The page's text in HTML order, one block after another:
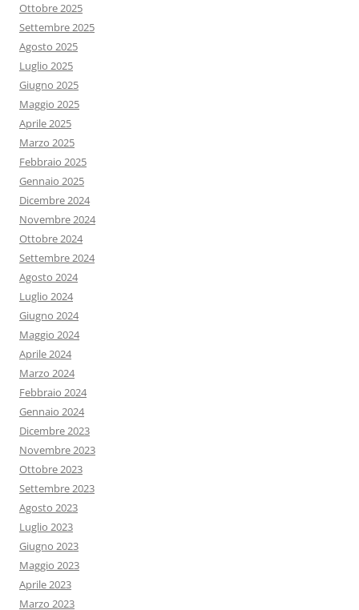
Ottobre 2025
Settembre 2025
Agosto 2025
Luglio 2025
Giugno 2025
Maggio 2025
Aprile 2025
Marzo 2025
Febbraio 2025
Gennaio 2025
Dicembre 2024
Novembre 2024
Ottobre 2024
Settembre 2024
Agosto 2024
Luglio 2024
Giugno 2024
Maggio 2024
Aprile 2024
Marzo 2024
Febbraio 2024
Gennaio 2024
Dicembre 2023
Novembre 2023
Ottobre 2023
Settembre 2023
Agosto 2023
Luglio 2023
Giugno 2023
Maggio 2023
Aprile 2023
Marzo 2023